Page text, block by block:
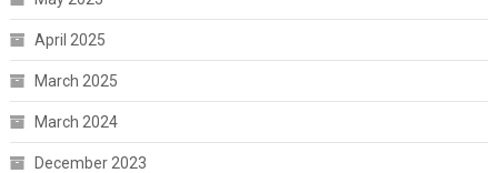
April 2025
March 2025
March 2024
December 2023